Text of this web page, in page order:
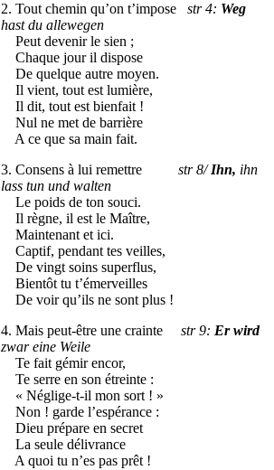
2. Tout chemin qu’on t’imposestr 4: Weg
hast du allewegen
Peut devenir le sien ;
Chaque jour il dispose
De quelque autre moyen.
Il vient, tout est lumière,
Il dit, tout est bienfait !
Nul ne met de barrière
A ce que sa main fait.
3. Consens à lui remettrestr 8/Ihn, ihn
lass tun und walten
Le poids de ton souci.
Il règne, il est le Maître,
Maintenant et ici.
Captif, pendant tes veilles,
De vingt soins superflus,
Bientôt tu t’émerveilles
De voir qu’ils ne sont plus !
4. Mais peut-être une craintestr 9: Er wird
zwar eine Weile
Te fait gémir encor,
Te serre en son étreinte :
« Néglige-t-il mon sort ! »
Non ! garde l’espérance :
Dieu prépare en secret
La seule délivrance
A quoi tu n’es pas prêt !